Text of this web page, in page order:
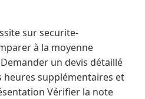
sur securite-
à la moyenne
un devis détaillé
supplémentaires et
Vérifier la note